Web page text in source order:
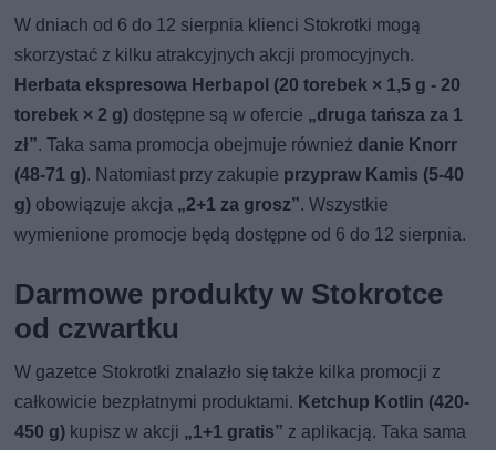
W dniach od 6 do 12 sierpnia klienci Stokrotki mogą
skorzystać z kilku atrakcyjnych akcji promocyjnych.
Herbata ekspresowa Herbapol (20 torebek × 1,5 g - 20
torebek × 2 g) dostępne są w ofercie „druga tańsza za 1
zł”. Taka sama promocja obejmuje również danie Knorr
(48-71 g). Natomiast przy zakupie przypraw Kamis (5-40
g) obowiązuje akcja „2+1 za grosz”. Wszystkie
wymienione promocje będą dostępne od 6 do 12 sierpnia.
Darmowe produkty w Stokrotce
od czwartku
W gazetce Stokrotki znalazło się także kilka promocji z
całkowicie bezpłatnymi produktami. Ketchup Kotlin (420-
450 g) kupisz w akcji „1+1 gratis” z aplikacją. Taka sama